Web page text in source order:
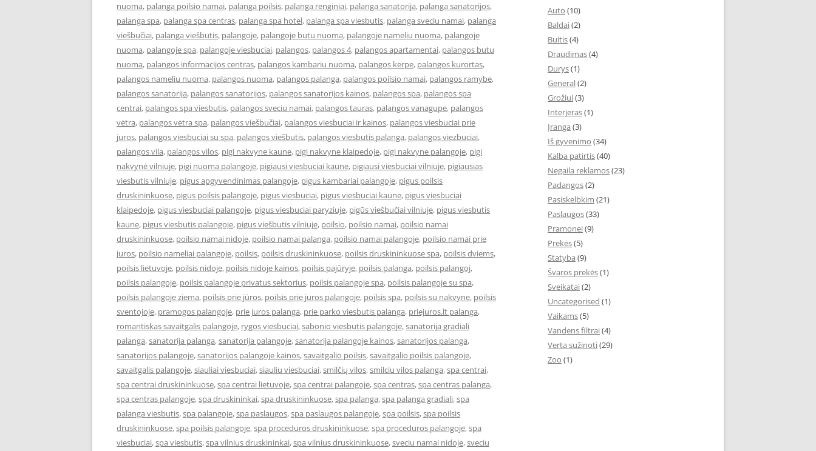
nuoma, palanga poilsio namai, palanga poilsis, palanga renginiai, palanga sanatorija, palanga sanatorijos,
palanga spa, palanga spa centras, palanga spa hotel, palanga spa viesbutis, palanga sveciu namai, palanga
viešbučiai, palanga viešbutis, palangoje, palangoje butu nuoma, palangoje nameliu nuoma, palangoje
nuoma, palangoje spa, palangoje viesbuciai, palangos, palangos 4, palangos apartamentai, palangos butu
nuoma, palangos informacijos centras, palangos kambariu nuoma, palangos kerpe, palangos kurortas,
palangos nameliu nuoma, palangos nuoma, palangos palanga, palangos poilsio namai, palangos ramybe,
palangos sanatorija, palangos sanatorijos, palangos sanatorijos kainos, palangos spa, palangos spa
centrai, palangos spa viesbutis, palangos sveciu namai, palangos tauras, palangos vanagupe, palangos
vėtra, palangos vėtra spa, palangos viešbučiai, palangos viesbuciai ir kainos, palangos viesbuciai prie
juros, palangos viesbuciai su spa, palangos viešbutis, palangos viesbutis palanga, palangos viezbuciai,
palangos vila, palangos vilos, pigi nakvyne kaune, pigi nakvyne klaipedoje, pigi nakvyne palangoje, pigi
nakvynė vilniuje, pigi nuoma palangoje, pigiausi viesbuciai kaune, pigiausi viesbuciai vilniuje, pigiausias
viesbutis vilniuje, pigus apgyvendinimas palangoje, pigus kambariai palangoje, pigus poilsis
druskininkuose, pigus poilsis palangoje, pigus viesbuciai, pigus viesbuciai kaune, pigus viesbuciai
klaipedoje, pigus viesbuciai palangoje, pigus viesbuciai paryziuje, pigūs viešbučiai vilniuje, pigus viesbutis
kaune, pigus viesbutis palangoje, pigus viešbutis vilniuje, poilsio, poilsio namai, poilsio namai
druskininkuose, poilsio namai nidoje, poilsio namai palanga, poilsio namai palangoje, poilsio namai prie
juros, poilsio nameliai palangoje, poilsis, poilsis druskininkuose, poilsis druskininkuose spa, poilsis dviems,
poilsis lietuvoje, poilsis nidoje, poilsis nidoje kainos, poilsis pajūryje, poilsis palanga, poilsis palangoj,
poilsis palangoje, poilsis palangoje privatus sektorius, poilsis palangoje spa, poilsis palangoje su spa,
poilsis palangoje ziema, poilsis prie jūros, poilsis prie juros palangoje, poilsis spa, poilsis su nakvyne, poilsis
sventojoje, pramogos palangoje, prie juros palanga, prie parko viesbutis palanga, priejuros.lt palanga,
romantiskas savaitgalis palangoje, rygos viesbuciai,sabonio viesbutis palangoje,sanatorija gradiali
palanga,sanatorija palanga,sanatorija palangoje,sanatorija palangoje kainos,sanatorijos palanga,
sanatorijos palangoje,sanatorijos palangoje kainos,savaitgalio poilsis,savaitgalio poilsis palangoje,
savaitgalis palangoje,siauliai viesbuciai,siauliu viesbuciai,smilčių vilos,smilciu vilos palanga,spa centrai,
spa centrai druskininkuose,spa centrai lietuvoje,spa centrai palangoje,spa centras,spa centras palanga,
spa centras palangoje,spa druskininkai,spa druskininkuose,spa palanga,spa palanga gradiali,spa
palanga viesbutis,spa palangoje,spa paslaugos,spa paslaugos palangoje,spa poilsis,spa poilsis
druskininkuose,spa poilsis palangoje,spa proceduros druskininkuose,spa proceduros palangoje,spa
viesbuciai,spa viesbutis,spa vilnius druskininkai,spa vilnius druskininkuose,sveciu namai nidoje,sveciu
Auto (10)
Baldai(2)
Buitis(4)
Draudimas(4)
Durys(1)
General(2)
Grožiui(3)
Interjeras(1)
Įranga (3)
Iš gyvenimo (34)
Kalba patirtis(40)
Negaila reklamos(23)
Padangos(2)
Pasiskelbkim (21)
Paslaugos(33)
Pramonei(9)
Prekės(5)
Statyba (9)
Švaros prekės(1)
Sveikatai(2)
Uncategorised (1)
Vaikams(5)
Vandens filtrai(4)
Verta sužinoti(29)
Zoo (1)